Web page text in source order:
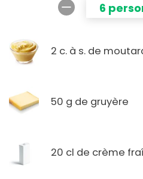
6
2 c. à s. de
50 g de gruyère
20 cl de crème